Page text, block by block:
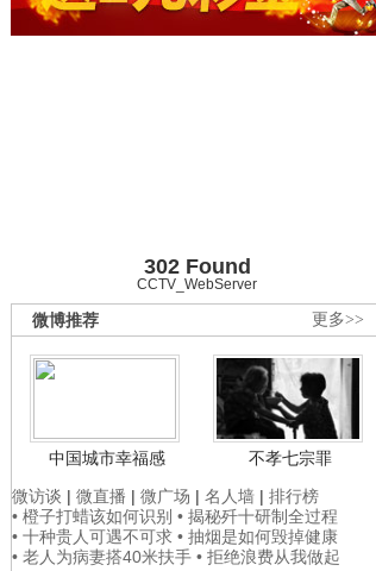
302 Found
CCTV_WebServer
更多>>
微博推荐
中国城市幸福感
不孝七宗罪
微访谈 | 微直播 | 微广场 | 名人墙 | 排行榜
• 橙子打蜡该如何识别 • 揭秘歼十研制全过程
• 十种贵人可遇不可求 • 抽烟是如何毁掉健康
• 老人为病妻搭40米扶手 • 拒绝浪费从我做起